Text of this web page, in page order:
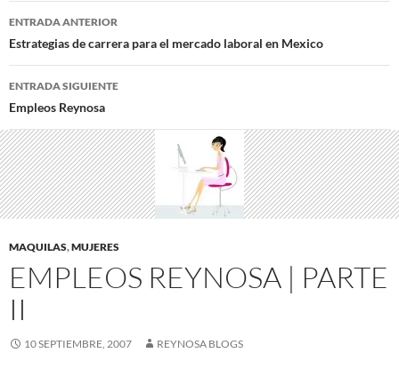
Navegación
de
entradas
ENTRADA ANTERIOR
Estrategias de carrera para el mercado laboral en Mexico
ENTRADA SIGUIENTE
Empleos Reynosa
MAQUILAS,MUJERES
EMPLEOS REYNOSA | PARTE
II
10 SEPTIEMBRE, 2007 REYNOSA BLOGS